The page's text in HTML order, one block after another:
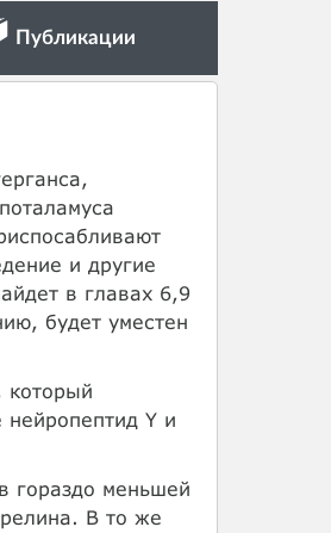
Публикации
и другие
в главах 6,9
будет уместен
который
нейропептид Y и
гораздо меньшей
В то же